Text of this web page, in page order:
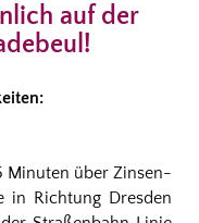
auf der
Minuten über Zinsen-
in Richtung Dresden